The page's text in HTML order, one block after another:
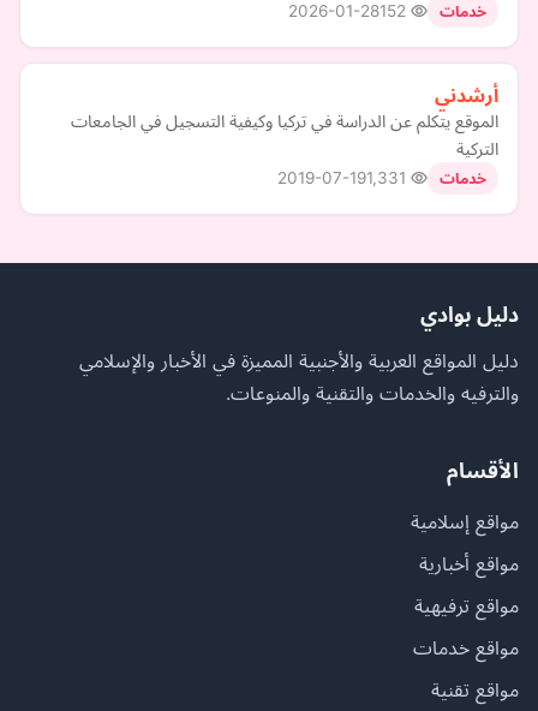
خدمات 2026-01-28
أرشدني
الموقع يتكلم عن الدراسة في تركيا وكيفية التسجيل في الجامعات
التركية
خدمات 2019-07-19
دليل بوادي
دليل المواقع العربية والأجنبية المميزة في الأخبار والإسلامي
والترفيه والخدمات والتقنية والمنوعات.
الأقسام
مواقع إسلامية
مواقع أخبارية
مواقع ترفيهية
مواقع خدمات
مواقع تقنية